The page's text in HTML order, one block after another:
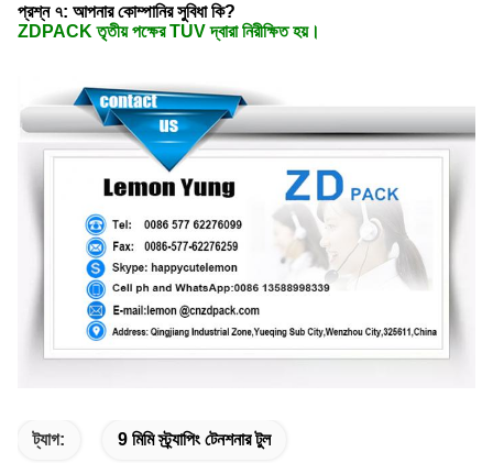
প্রশ্ন ৭: আপনার কোম্পানির সুবিধা কি?
ZDPACK তৃতীয় পক্ষের TUV দ্বারা নিরীক্ষিত হয়।
ট্যাগ: 9 মিমি স্ট্র্যাপিং টেনশনার টুল